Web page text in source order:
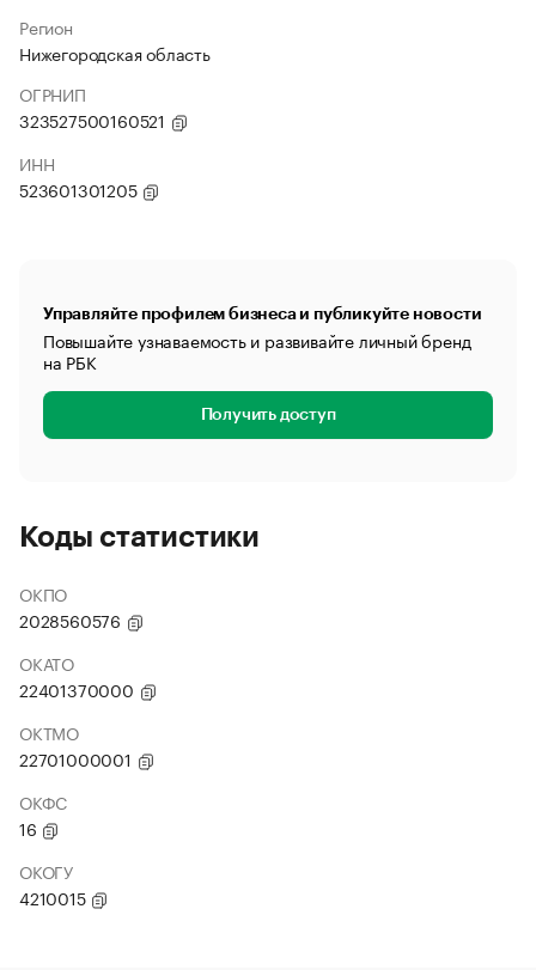
Регион
Нижегородская область
ОГРНИП
323527500160521
ИНН
523601301205
Управляйте профилем бизнеса и публикуйте новости
Повышайте узнаваемость и развивайте личный бренд
на РБК
Получить доступ
Коды статистики
ОКПО
2028560576
ОКАТО
22401370000
ОКТМО
22701000001
ОКФС
16
ОКОГУ
4210015